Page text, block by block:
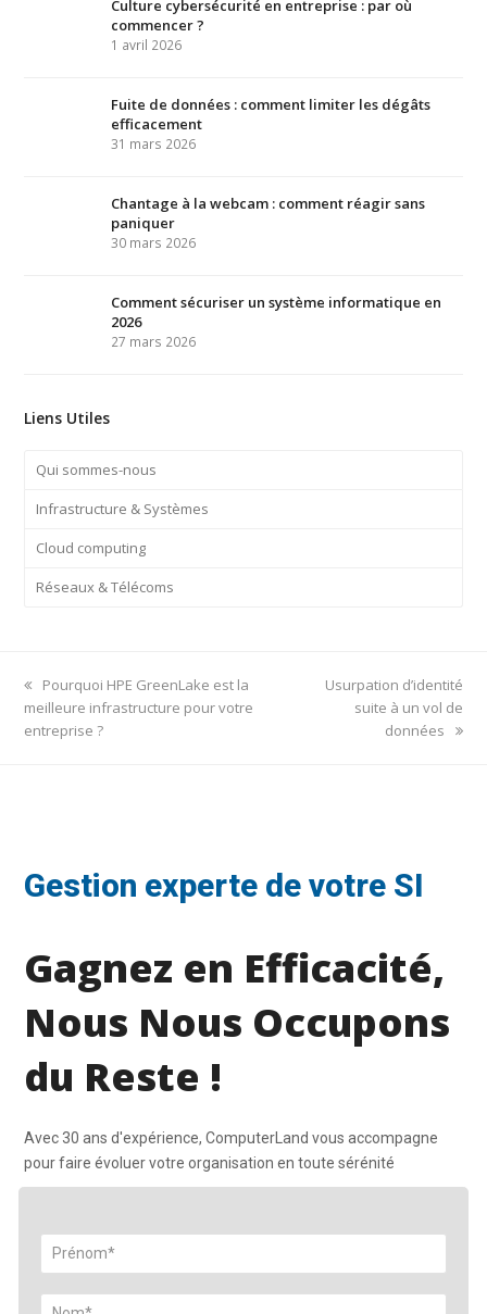
Culture cybersécurité en entreprise : par où
commencer ?
1 avril 2026
Fuite de données : comment limiter les dégâts
efficacement
31 mars 2026
Chantage à la webcam : comment réagir sans
paniquer
30 mars 2026
Comment sécuriser un système informatique en
2026
27 mars 2026
Liens Utiles
Qui sommes-nous
Infrastructure & Systèmes
Cloud computing
Réseaux & Télécoms
previous
post:
Pourquoi HPE GreenLake est la
meilleure infrastructure pour votre
entreprise ?
next
post:
Usurpation d’identité
suite à un vol de
données
Gestion experte de votre SI
Gagnez en Efficacité,
Nous Nous Occupons
du Reste !
Avec 30 ans d'expérience, ComputerLand vous accompagne
pour faire évoluer votre organisation en toute sérénité